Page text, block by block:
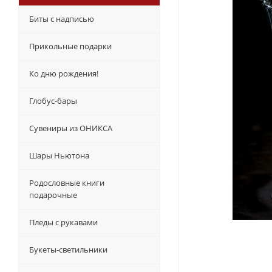
Биты с надписью
Прикольные подарки
Ко дню рождения!
Глобус-бары
Сувениры из ОНИКСА
Шары Ньютона
Родословные книги
подарочные
Пледы с рукавами
Букеты-светильники